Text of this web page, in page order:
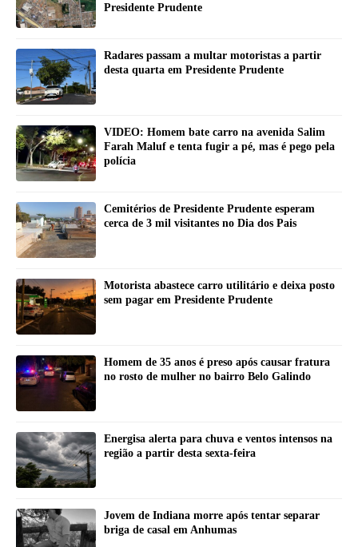
Presidente Prudente
Radares passam a multar motoristas a partir
desta quarta em Presidente Prudente
VIDEO: Homem bate carro na avenida Salim
Farah Maluf e tenta fugir a pé, mas é pego pela
polícia
Cemitérios de Presidente Prudente esperam
cerca de 3 mil visitantes no Dia dos Pais
Motorista abastece carro utilitário e deixa posto
sem pagar em Presidente Prudente
Homem de 35 anos é preso após causar fratura
no rosto de mulher no bairro Belo Galindo
Energisa alerta para chuva e ventos intensos na
região a partir desta sexta-feira
Jovem de Indiana morre após tentar separar
briga de casal em Anhumas